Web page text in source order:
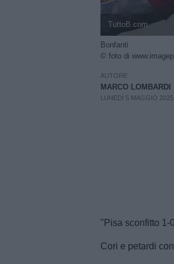
TuttoB.com
Bonfanti
© foto di
AUTORE
MARCO LOMBARDI
LUNEDÌ 5 MAGGIO
"Pisa sconfitto 1-
Cori e petardi